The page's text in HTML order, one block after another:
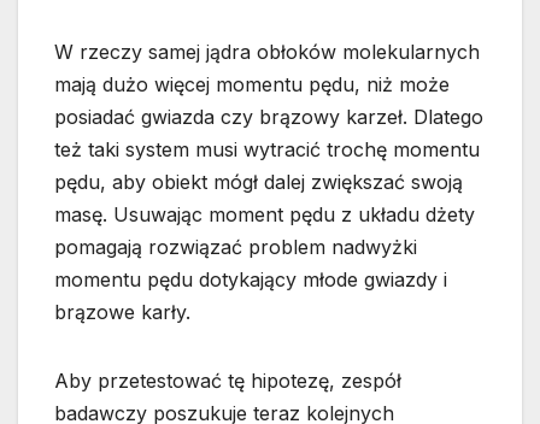
W rzeczy samej jądra obłoków molekularnych
mają dużo więcej momentu pędu, niż może
posiadać gwiazda czy brązowy karzeł. Dlatego
też taki system musi wytracić trochę momentu
pędu, aby obiekt mógł dalej zwiększać swoją
masę. Usuwając moment pędu z układu dżety
pomagają rozwiązać problem nadwyżki
momentu pędu dotykający młode gwiazdy i
brązowe karły.
Aby przetestować tę hipotezę, zespół
badawczy poszukuje teraz kolejnych